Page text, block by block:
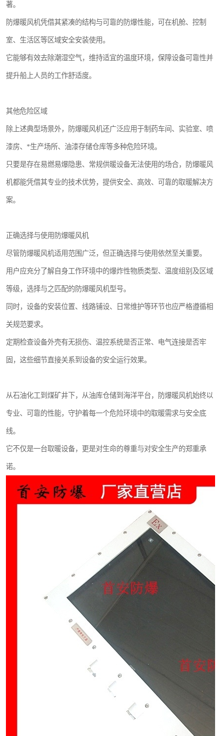
著。
防爆暖风机凭借其紧凑的结构与可靠的防爆性能，可在机舱、控制
室、生活区等区域安全安装使用。
它能够有效去除潮湿空气，维持适宜的温度环境，保障设备可靠性并
提升船上人员的工作舒适度。
其他危险区域
除上述典型场景外，防爆暖风机还广泛应用于制药车间、实验室、喷
漆房、*生产场所、油漆存储仓库等多种危险环境。
只要是存在易燃易爆隐患、常规供暖设备无法使用的场合，防爆暖风
机都能凭借其专业的技术优势，提供安全、高效、可靠的取暖解决方
案。
正确选择与使用防爆暖风机
尽管防爆暖风机适用范围广泛，但正确选择与使用依然至关重要。
用户应充分了解自身工作环境中的爆炸性物质类型、温度组别及区域
等级，选择与之匹配的防爆暖风机型号。
同时，设备的安装位置、线路铺设、日常维护等环节也应严格遵循相
关规范要求。
定期检查设备外壳有无损伤、温控系统是否正常、电气连接是否牢
固，这些细节直接关系到设备的安全运行效果。
从石油化工到煤矿井下，从油库仓储到海洋平台，防爆暖风机始终以
专业、可靠的性能，守护着每一个危险环境中的取暖需求与安全底
线。
它不仅是一台取暖设备，更是对生命的尊重与对安全生产的郑重承
诺。